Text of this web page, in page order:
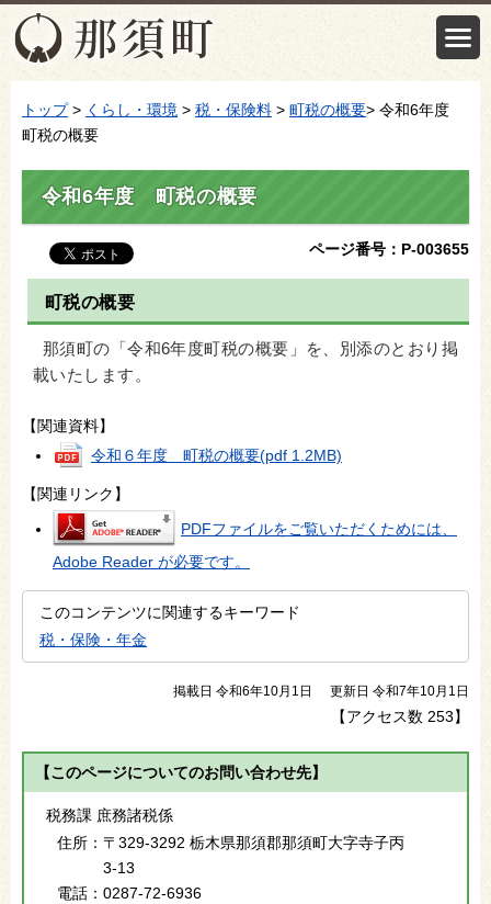
トップ> くらし・環境 > 税・保険料 > 町税の概要> 令和6年度
町税の概要
令和6年度 町税の概要
ページ番号：P-003655
町税の概要
那須町の「令和6年度町税の概要」を、別添のとおり掲
載いたします。
【関連資料】
令和６年度 町税の概要(pdf 1.2MB)
【関連リンク】
PDFファイルをご覧いただくためには、
Adobe Reader が必要です。
このコンテンツに関連するキーワード
税・保険・年金
掲載日 令和6年10月1日 更新日 令和7年10月1日
【アクセス数 253】
【このページについてのお問い合わせ先】
税務課 庶務諸税係
住所： 〒329-3292 栃木県那須郡那須町大字寺子丙
3-13
電話： 0287-72-6936